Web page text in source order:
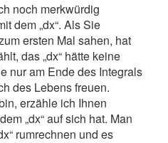
noch merkwürdig
dem „dx“. Als Sie
ersten Mal sahen, hat
das „dx“ hätte keine
nur am Ende des Integrals
des Lebens freuen.
erzähle ich Ihnen
„dx“ auf sich hat. Man
rumrechnen und es